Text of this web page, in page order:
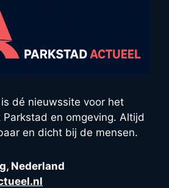
dé nieuwssite voor het
en omgeving. Altijd
en dicht bij de mensen.
Nederland